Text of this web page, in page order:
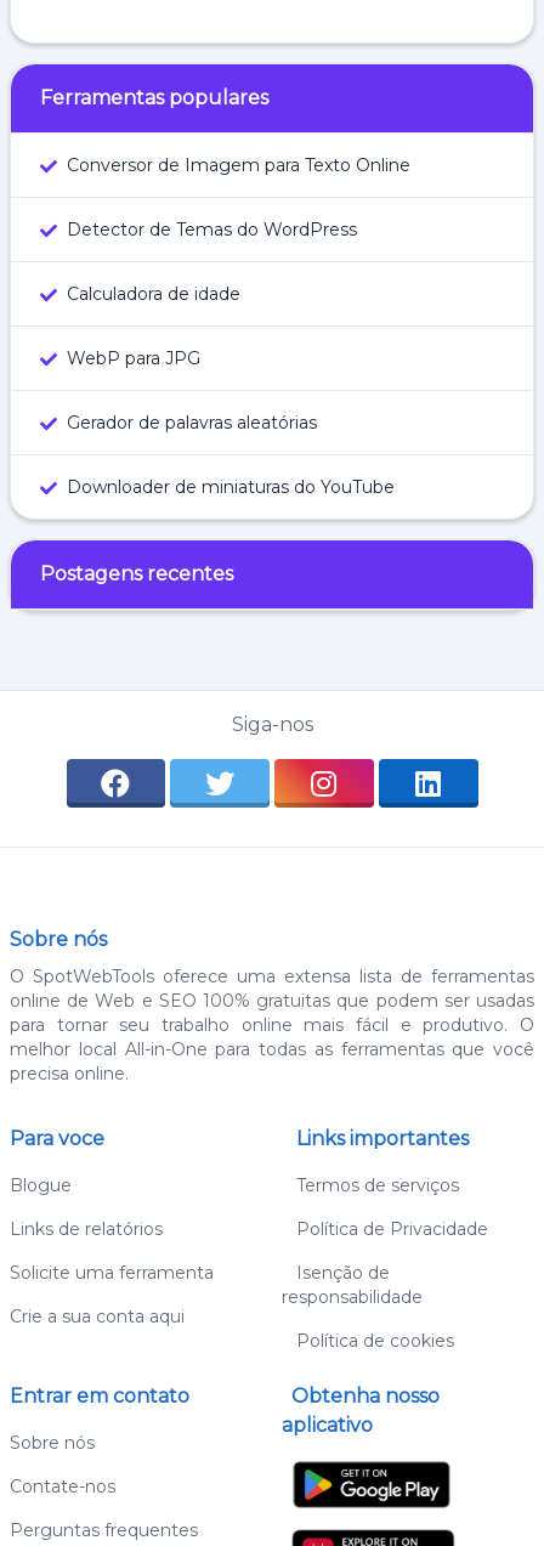
Ferramentas populares
Conversor de Imagem para Texto Online
Detector de Temas do WordPress
Calculadora de idade
WebP para JPG
Gerador de palavras aleatórias
Downloader de miniaturas do YouTube
Postagens recentes
Siga-nos
Sobre nós
O SpotWebTools oferece uma extensa lista de ferramentas
online de Web e SEO 100% gratuitas que podem ser usadas
para tornar seu trabalho online mais fácil e produtivo. O
melhor local All-in-One para todas as ferramentas que você
precisa online.
Para voce
Blogue
Links de relatórios
Solicite uma ferramenta
Crie a sua conta aqui
Links importantes
Termos de serviços
Política de Privacidade
Isenção de
responsabilidade
Política de cookies
Entrar em contato
Sobre nós
Contate-nos
Perguntas frequentes
Obtenha nosso
aplicativo